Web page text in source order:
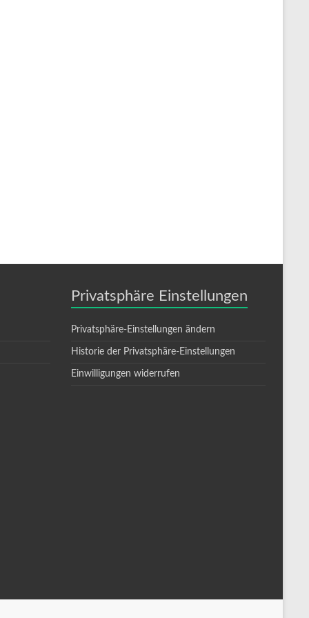
Privatsphäre Einstellungen
Privatsphäre-Einstellungen ändern
Historie der Privatsphäre-Einstellungen
Einwilligungen widerrufen